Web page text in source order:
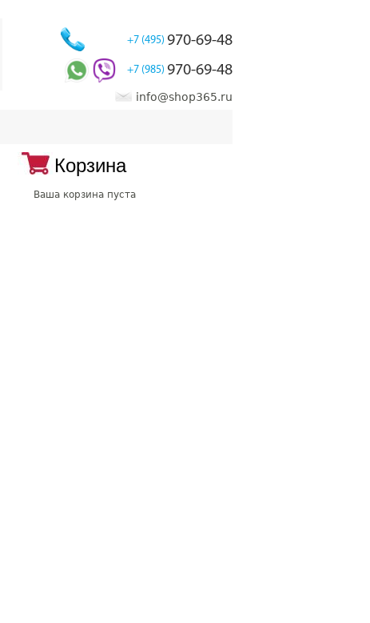
+7 (495) 970-69-48
+7 (985) 970-69-48
info@shop365.ru
Корзина
Ваша корзина пуста